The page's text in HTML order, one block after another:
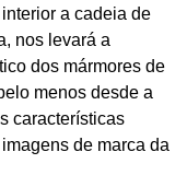
a cadeia de
nos levará a
dos mármores de
menos desde a
características
de marca da